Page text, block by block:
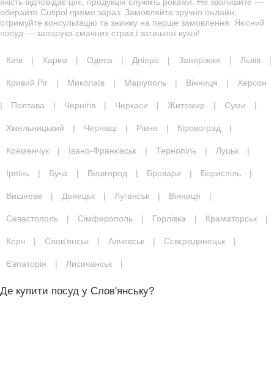
обирайте Cutipol прямо зараз. Замовляйте зручно онлайн,
отримуйте консультацію та знижку на перше замовлення. Якісний
посуд — запорука смачних страв і затишної кухні!
Київ | Харків | Одеса | Дніпро | Запоріжжя | Львів |
Кривий Ріг | Миколаїв | Маріуполь | Вінниця | Херсон
| Полтава | Чернігів | Черкаси | Житомир | Суми |
Хмельницький | Чернівці | Рівне | Кіровоград |
Кременчук | Івано-Франківськ | Тернопіль | Луцьк |
Ірпінь | Буча | Вишгород | Бровари | Бориспіль |
Вишневе | Донецьк | Луганськ | Вінниця |
Севастополь | Сімферополь | Горлівка | Краматорськ |
Керч | Слов'янськ | Алчевськ | Сєвєродонецьк |
Євпаторія | Лисичанськ |
Де купити посуд у Слов'янську?